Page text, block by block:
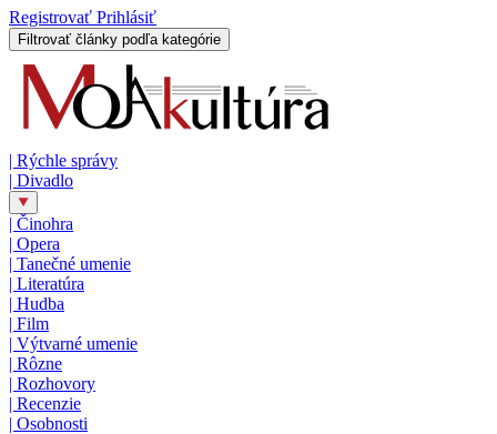
Registrovať Prihlásiť
Filtrovať články podľa kategórie
| Rýchle správy
| Divadlo
| Činohra
| Opera
| Tanečné umenie
| Literatúra
| Hudba
| Film
| Výtvarné umenie
| Rôzne
| Rozhovory
| Recenzie
| Osobnosti